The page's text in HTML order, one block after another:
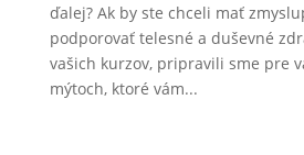
ďalej? Ak by ste chceli mať
podporovať telesné a duševné
vašich kurzov, pripravili sme pre
mýtoch, ktoré vám...